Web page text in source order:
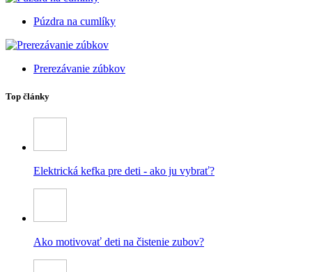
Púzdra na cumlíky
Prerezávanie zúbkov
Top články
Elektrická kefka pre deti - ako ju vybrať?
Ako motivovať deti na čistenie zubov?